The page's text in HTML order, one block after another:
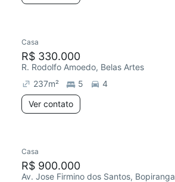
Casa
R$ 330.000
R. Rodolfo Amoedo, Belas Artes
237m² 5
4
Ver contato
Casa
R$ 900.000
Av. Jose Firmino dos Santos, Bopiranga